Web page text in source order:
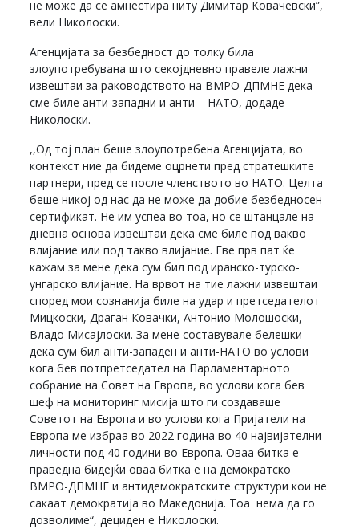
не може да се амнестира ниту Димитар Ковачевски”,
вели Николоски.
Агенцијата за безбедност до толку била
злоупотребувана што секојдневно правеле лажни
извештаи за раководството на ВМРО-ДПМНЕ дека
сме биле анти-западни и анти – НАТО, додаде
Николоски.
,,Од тој план беше злоупотребена Агенцијата, во
контекст ние да бидеме оцрнети пред стратешките
партнери, пред се после членството во НАТО. Целта
беше никој од нас да не може да добие безбедносен
сертификат. Не им успеа во тоа, но се штанцале на
дневна основа извештаи дека сме биле под вакво
влијание или под такво влијание. Еве прв пат ќе
кажам за мене дека сум бил под иранско-турско-
унгарско влијание. На врвот на тие лажни извештаи
според мои сознанија биле на удар и претседателот
Мицкоски, Драган Ковачки, Антонио Молошоски,
Владо Мисајлоски. За мене составувале белешки
дека сум бил анти-западен и анти-НАТО во услови
кога бев потпретседател на Парламентарното
собрание на Совет на Европа, во услови кога бев
шеф на мониторинг мисија што ги создаваше
Советот на Европа и во услови кога Пријатели на
Европа ме избраа во 2022 година во 40 највијателни
личности под 40 години во Европа. Оваa битка е
праведна бидејќи оваа биткa е на демократско
ВМРО-ДПМНЕ и антидемократските структури кои не
сакаат демократија во Македонија. Тоа нема да го
дозволиме“, дециден е Николоски.